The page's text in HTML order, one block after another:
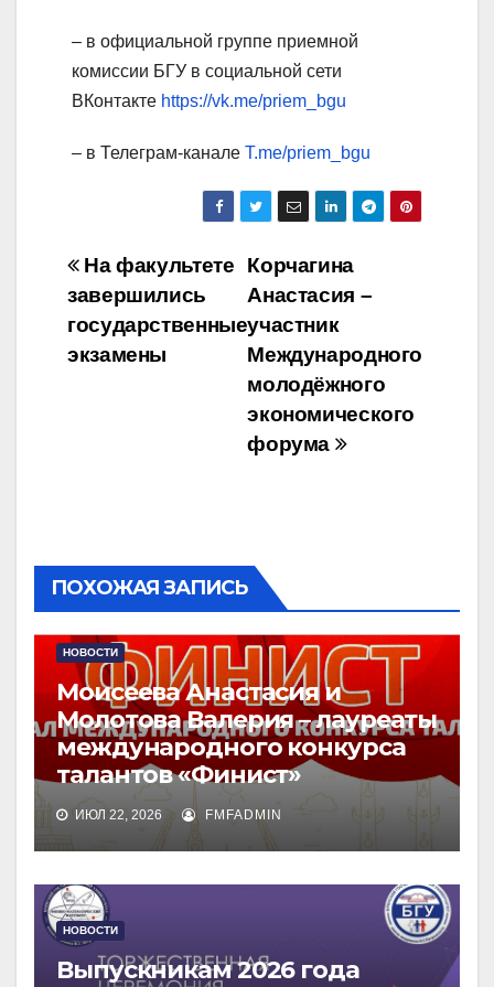
– в официальной группе приемной
комиссии БГУ в социальной сети
ВКонтакте https://vk.me/priem_bgu
– в Телеграм-канале T.me/priem_bgu
Навигация
по
записям
Корчагина
Анастасия –
участник
Международного
молодёжного
экономического
форума
На факультете
завершились
государственные
экзамены
ПОХОЖАЯ ЗАПИСЬ
НОВОСТИ
Моисеева Анастасия и
Молотова Валерия – лауреаты
международного конкурса
талантов «Финист»
ИЮЛ 22, 2026 FMFADMIN
НОВОСТИ
Выпускникам 2026 года